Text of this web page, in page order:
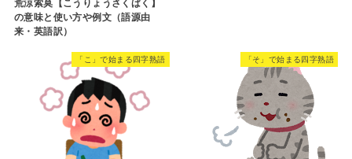
荒涼索莫【こうりょうさくばく】
の意味と使い方や例文（語源由
来・英語訳）
「こ」で始まる四字熟語 「そ」で始まる四字熟語